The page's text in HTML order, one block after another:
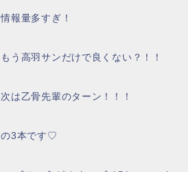
情報量多すぎ！
もう高羽サンだけで良くない？！！
次は乙骨先輩のターン！！！
の3本です♡